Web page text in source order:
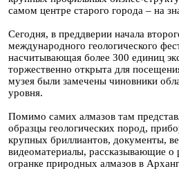
самом центре старого города – на
Сегодня, в преддверии начала
международного геологического
насчитывающая более 300 единиц
торжественно открыта для
музея были замечены чиновники
уровня.
Помимо самих алмазов там
образцы геологических пород,
крупных бриллиантов, документы,
видеоматериалы, рассказывающие о
огранке природных алмазов в